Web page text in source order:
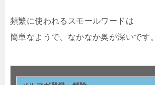
頻繁に使われるスモールワードは
簡単なようで、なかなか奥が深いです。